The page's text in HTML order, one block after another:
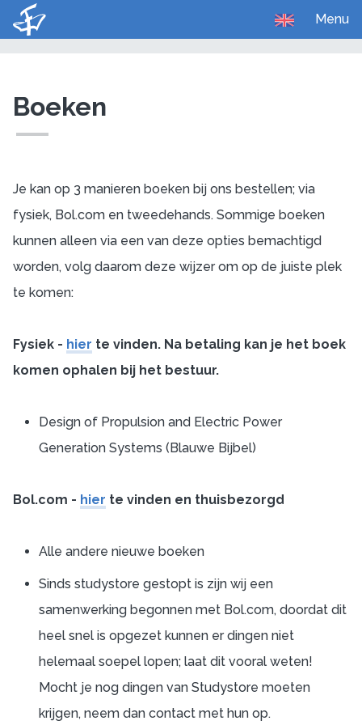
Menu
U bent hier:
Boeken
Je kan op 3 manieren boeken bij ons bestellen; via
fysiek, Bol.com en tweedehands. Sommige boeken
kunnen alleen via een van deze opties bemachtigd
worden, volg daarom deze wijzer om op de juiste plek
te komen:
Fysiek - hier te vinden. Na betaling kan je het boek
komen ophalen bij het bestuur.
Design of Propulsion and Electric Power
Generation Systems (Blauwe Bijbel)
Bol.com - hier te vinden en thuisbezorgd
Alle andere nieuwe boeken
Sinds studystore gestopt is zijn wij een
samenwerking begonnen met Bol.com, doordat dit
heel snel is opgezet kunnen er dingen niet
helemaal soepel lopen; laat dit vooral weten!
Mocht je nog dingen van Studystore moeten
krijgen, neem dan contact met hun op.